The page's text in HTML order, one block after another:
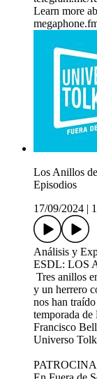
Learn more
Los Anillos
Episodios
17/09/2024
Análisis y
ESDL: LOS
Tres anillos
y un herrero
nos han
temporada
Francisco
Universo